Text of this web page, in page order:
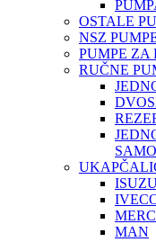
OSTALE
NSZ
PUMPE ZA
RUČNE
MAN